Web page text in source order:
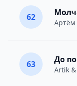
62
Артём
63 До
Artik